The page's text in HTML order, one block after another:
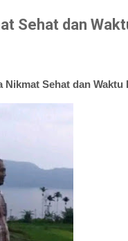
Sehat dan
Sehat dan Waktu